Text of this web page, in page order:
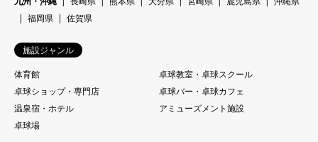
福岡県
佐賀県
施設ジャンル
体育館
卓球教室・卓球スクール
卓球ショップ・専門店
卓球バー・卓球カフェ
温泉宿・ホテル
アミューズメント施設
卓球場